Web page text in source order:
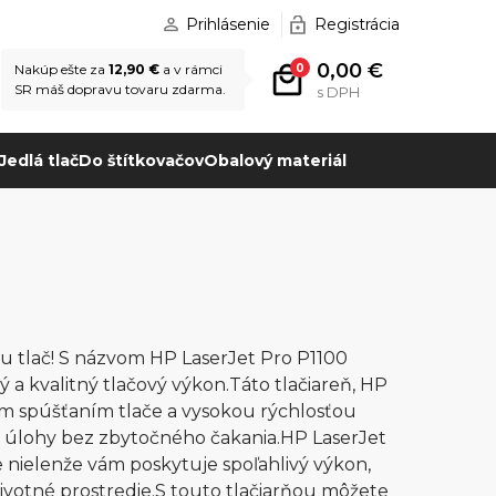
Prihlásenie Registrácia
0 0,00 €
s DPH
Nakúp ešte za 12,90 € a v rámci
SR máš dopravu tovaru zdarma.
tlačDo štítkovačovObalový materiál
S názvom HP LaserJet Pro P1100
a kvalitný tlačový výkon.Táto tlačiareň, HP
spúšťaním tlače a vysokou rýchlosťou
bez zbytočného čakania.HP LaserJet
nielenže vám poskytuje spoľahlivý výkon,
prostredie.S touto tlačiarňou môžete